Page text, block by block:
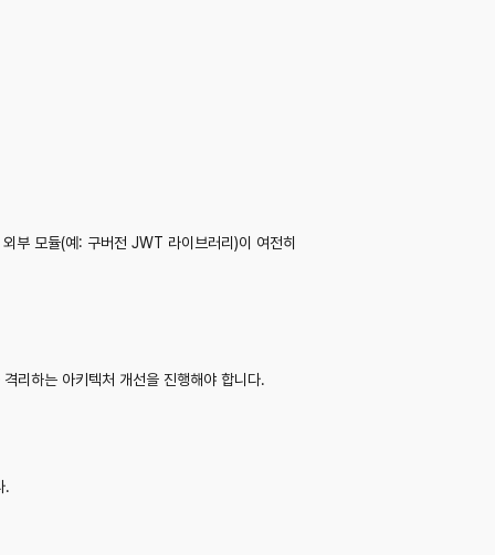
부 모듈(예: 구버전 JWT 라이브러리)이 여전히
리하는 아키텍처 개선을 진행해야 합니다.
.